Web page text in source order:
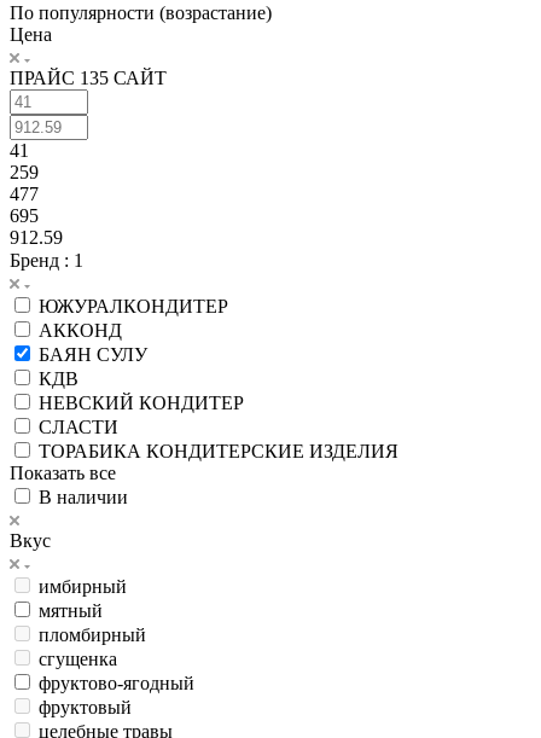
По популярности (возрастание)
Цена
ПРАЙС 135 САЙТ
41
259
477
695
912.59
Бренд : 1
ЮЖУРАЛКОНДИТЕР
АККОНД
БАЯН СУЛУ
КДВ
НЕВСКИЙ КОНДИТЕР
СЛАСТИ
ТОРАБИКА КОНДИТЕРСКИЕ ИЗДЕЛИЯ
Показать все
В наличии
Вкус
имбирный
мятный
пломбирный
сгущенка
фруктово-ягодный
фруктовый
целебные травы